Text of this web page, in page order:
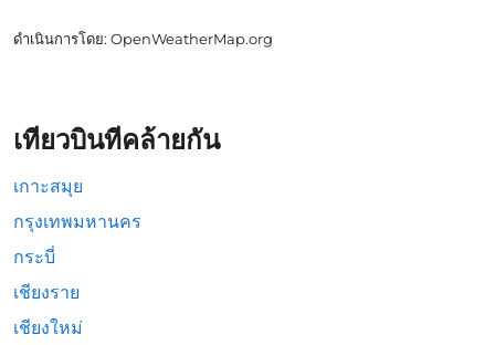
ดำเนินการโดย: OpenWeatherMap.org
เที่ยวบินที่คล้ายกัน
เกาะสมุย
กรุงเทพมหานคร
กระบี่
เชียงราย
เชียงใหม่